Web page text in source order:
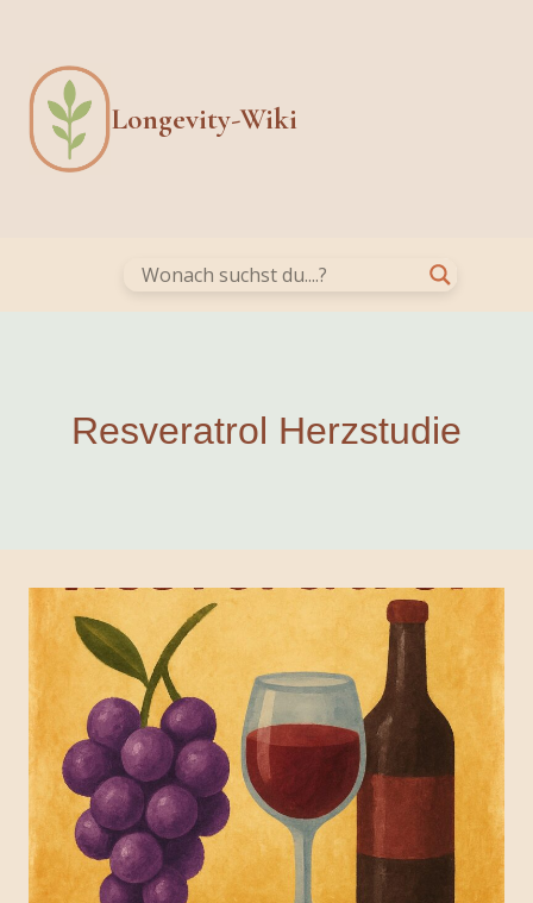
content
Longevity-Wiki
Resveratrol Herzstudie